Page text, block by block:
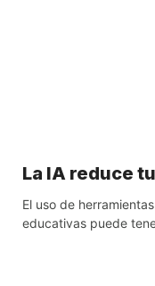
La IA reduce
El uso de
educativas puede